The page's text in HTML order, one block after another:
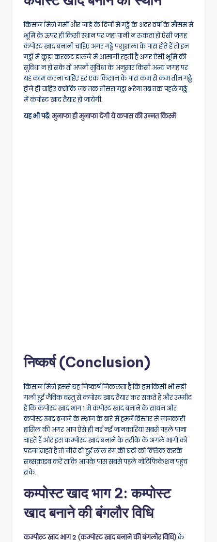
किसान मित्रों गर्मी और जाड़े के दिनों में गड्ढे के अंदर वर्षा के मौसम में
भूमि के ऊपर ही किसी स्थान पर जहां पानी न रुकता हो ऐसी जगह
कंपोस्ट खाद बनानी चाहिए अगर गड्ढे पशुशाला के पास होते हैं तो इन
गड्ढों में कूड़ा करकट डालने में आसानी रहती है अगर ऐसी भूमि की
सुविधा न हो सके तो अपनी सुविधा के अनुसार किसी अन्य जगह पर
यह काम करना चाहिए हर एक किसान के पास कम से कम तीन गढ्ढे
होने ही चाहिए क्योंकि जब तक तीसरा गड्ढा भरेगा तब तक पहले गढ्ढे
में कंपोस्ट खाद तैयार हो जायेगी.
यह भी पढ़ें:मुनाफा ही मुनाफा देंगी ये कपास की उन्नत किस्में
निष्कर्ष (Conclusion)
किसान मित्रों इससे यह निष्कर्ष निकलता है कि हम किसी भी सड़ी
गली हुई जैविक वस्तु से कंपोस्ट खाद तैयार कर सकते हैं और उम्मीद
है कि कंपोस्ट खाद भाग 1 में कंपोस्ट खाद बनाने के साधन और
कंपोस्ट खाद बनाने के स्थान के बारे में हमनें विस्तार से जानकारी
हासिल की अगर आप ऐसे ही नई नई जानकारियां सबसे पहले पाना
चाहते हैं और इस कम्पोस्ट खाद बनाने के तरीके के अगले भागों को
पढ़ना चाहते हैं तो नीचे दी हुई लाल रंग की घंटी को क्लिक करके
सब्सक्राइब करें ताकि आपके पास सबसे पहले नोटिफिकेशन पहुंच
सके.
कम्पोस्ट खाद भाग 2: कम्पोस्ट
खाद बनाने की बंगलौर विधि
कम्पोस्ट खाद भाग 2 (कम्पोस्ट खाद बनाने की बंगलौर विधि)के